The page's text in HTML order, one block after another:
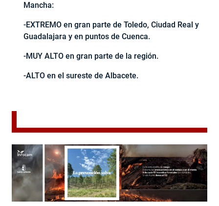
Mancha:
-EXTREMO en gran parte de Toledo, Ciudad Real y
Guadalajara y en puntos de Cuenca.
-MUY ALTO en gran parte de la región.
-ALTO en el sureste de Albacete.